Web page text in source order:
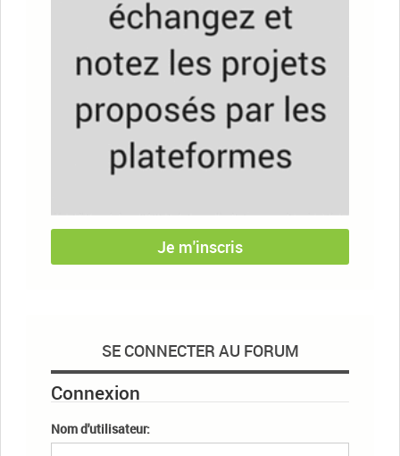
Je m'inscris
SE CONNECTER AU FORUM
Connexion
Nom d'utilisateur: